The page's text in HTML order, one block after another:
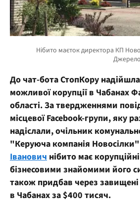
До чат-бота СтопКору
можливої корупції в Чабанах
області. За твердженнями
місцевої Facebook-групи, яку
надіслали, очільник
"Керуюча компанія Новосілки"
Іванович нібито має
бізнесовими знайомими його
також придбав через
в Чабанах за $400 тисяч.